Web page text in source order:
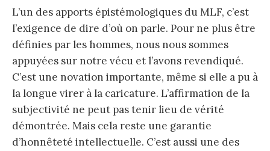
L’un des apports épistémologiques du MLF, c’est
l’exigence de dire d’où on parle. Pour ne plus être
définies par les hommes, nous nous sommes
appuyées sur notre vécu et l’avons revendiqué.
C’est une novation importante, même si elle a pu à
la longue virer à la caricature. L’affirmation de la
subjectivité ne peut pas tenir lieu de vérité
démontrée. Mais cela reste une garantie
d’honnêteté intellectuelle. C’est aussi une des